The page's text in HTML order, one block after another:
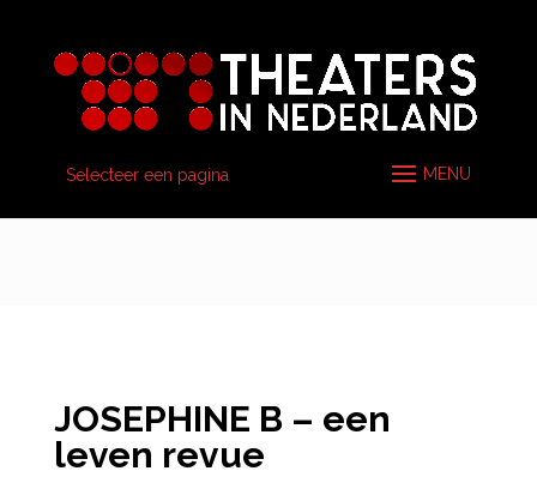
Selecteer een pagina
JOSEPHINE B – een
leven revue